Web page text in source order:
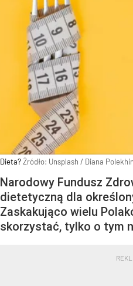
Dieta?Źródło: Unsplash / Diana
Narodowy Fundusz
dietetyczną dla
Zaskakująco wielu
skorzystać, tylko o tym